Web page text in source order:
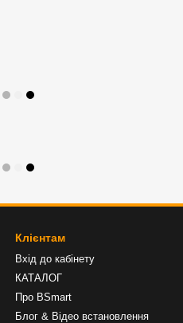
Клієнтам
Вхід до кабінету
КАТАЛОГ
Про BSmart
Блог & Відео встановлення